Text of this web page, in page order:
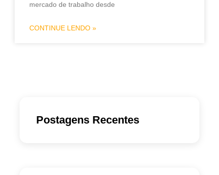
mercado de trabalho desde
CONTINUE LENDO »
Postagens Recentes